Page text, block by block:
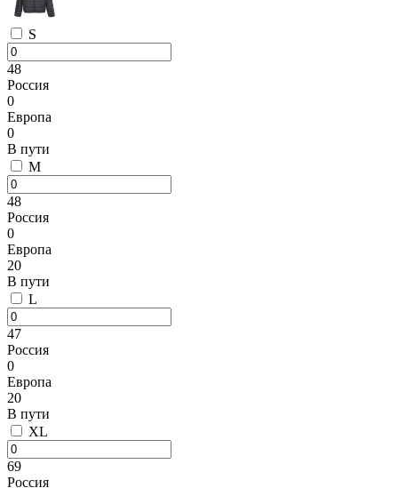
S
48
Россия
0
Европа
0
В пути
M
48
Россия
0
Европа
20
В пути
L
47
Россия
0
Европа
20
В пути
XL
69
Россия